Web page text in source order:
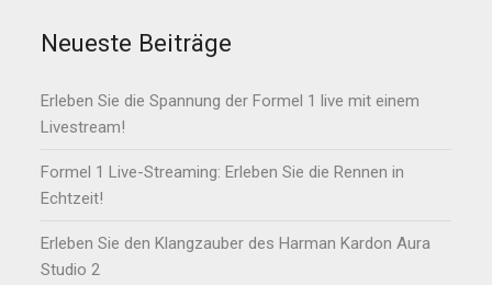
Neueste Beiträge
Erleben Sie die Spannung der Formel 1 live mit einem
Livestream!
Formel 1 Live-Streaming: Erleben Sie die Rennen in
Echtzeit!
Erleben Sie den Klangzauber des Harman Kardon Aura
Studio 2